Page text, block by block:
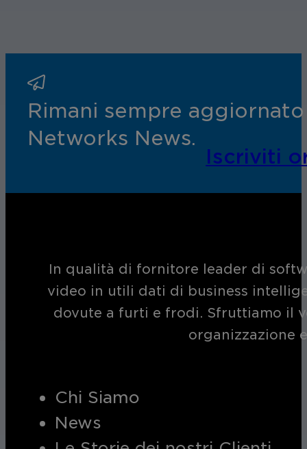
Rimani sempre
Networks News.
Iscriviti
In qualità di fornitore leader di
video in utili dati di business
dovute a furti e frodi. Sfruttiamo il
organizzazione
Chi Siamo
News